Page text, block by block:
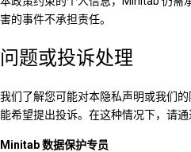
害的事件不承担责任。
问题或投诉处理
我们了解您可能对本隐私声明或我们
能希望提出投诉。在这种情况下，请通
Minitab 数据保护专员